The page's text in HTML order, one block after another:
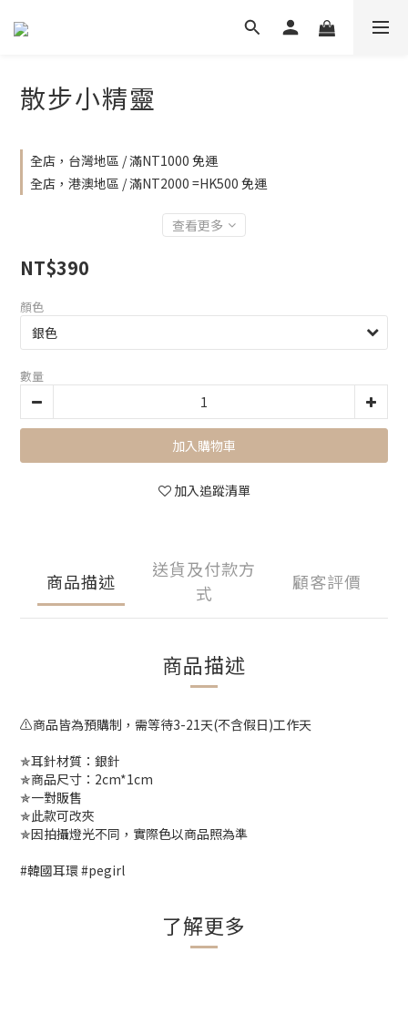
散步小精靈
全店，台灣地區 / 滿NT1000 免運
全店，港澳地區 / 滿NT2000 =HK500 免運
查看更多
NT$390
顏色
數量
加入購物車
加入追蹤清單
商品描述
送貨及付款方
式
顧客評價
商品描述
⚠️商品皆為預購制，需等待3-21天(不含假日)工作天
✯耳針材質：銀針
✯商品尺寸：2cm*1cm
✯一對販售
✯此款可改夾
✯因拍攝燈光不同，實際色以商品照為準
#韓國耳環 #pegirl
了解更多